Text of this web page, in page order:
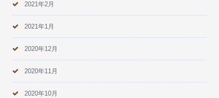
2021年2月
2021年1月
2020年12月
2020年11月
2020年10月